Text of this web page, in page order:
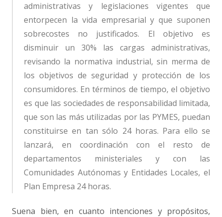
administrativas y legislaciones vigentes que
entorpecen la vida empresarial y que suponen
sobrecostes no justificados. El objetivo es
disminuir un 30% las cargas administrativas,
revisando la normativa industrial, sin merma de
los objetivos de seguridad y protección de los
consumidores. En términos de tiempo, el objetivo
es que las sociedades de responsabilidad limitada,
que son las más utilizadas por las PYMES, puedan
constituirse en tan sólo 24 horas. Para ello se
lanzará, en coordinación con el resto de
departamentos ministeriales y con las
Comunidades Autónomas y Entidades Locales, el
Plan Empresa 24 horas.
Suena bien, en cuanto intenciones y propósitos,